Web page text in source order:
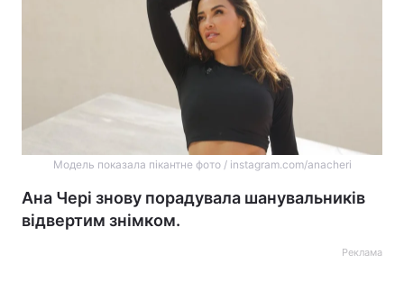
Модель показала пікантне фото / instagram.com/anacheri
Ана Чері знову порадувала шанувальників
відвертим знімком.
Реклама